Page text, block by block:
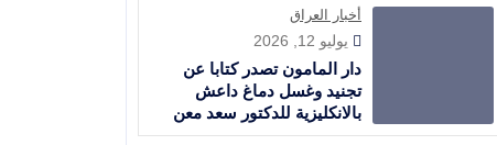
أخبار العراق
يوليو 12, 2026
دار المامون تصدر كتابا عن
تجنيد وغسل دماغ داعش
بالانكليزية للدكتور سعد معن